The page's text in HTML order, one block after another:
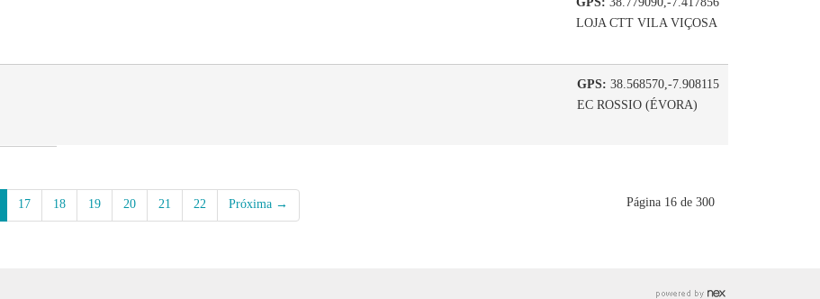
LOJA CTT VILA VIÇOSA
GPS: 38.568570,-7.908115
EC ROSSIO (ÉVORA)
17 18 19 20 21 22 Próxima → Página 16 de 300